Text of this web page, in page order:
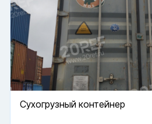
Cухогрузный контейнер